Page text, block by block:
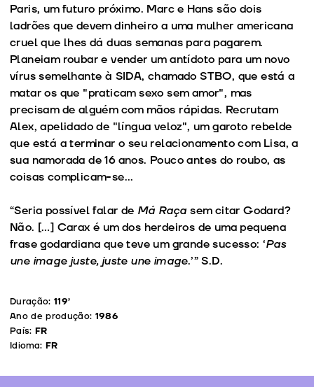
Paris, um futuro próximo. Marc e Hans são dois
ladrões que devem dinheiro a uma mulher americana
cruel que lhes dá duas semanas para pagarem.
Planeiam roubar e vender um antídoto para um novo
vírus semelhante à SIDA, chamado STBO, que está a
matar os que "praticam sexo sem amor", mas
precisam de alguém com mãos rápidas. Recrutam
Alex, apelidado de "língua veloz", um garoto rebelde
que está a terminar o seu relacionamento com Lisa, a
sua namorada de 16 anos. Pouco antes do roubo, as
coisas complicam-se...
“Seria possível falar de Má Raça sem citar Godard?
Não. […] Carax é um dos herdeiros de uma pequena
frase godardiana que teve um grande sucesso: ‘Pas
une image juste, juste une image.’” S.D.
Duração: 119’
Ano de produção: 1986
País: FR
Idioma: FR